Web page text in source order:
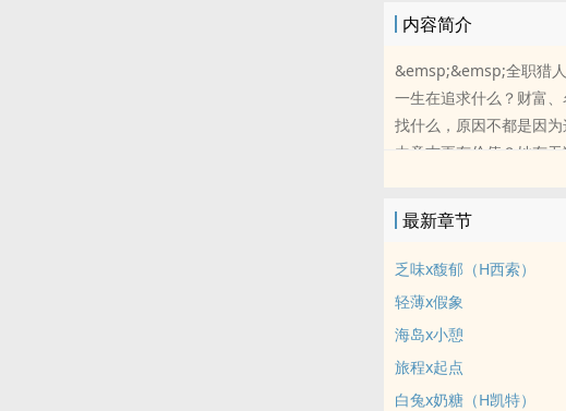
内容简介
&emsp;&emsp;全职猎
一生在追求什么？财富
找什么，原因不都是因
由意志更有价值？她有
吗？能偷走任何东西的
师，醒来后发现自己身
厘头的她视悲伤为猎物
最新章节
乏味x馥郁（H西索）
轻薄x假象
海岛x小憩
旅程x起点
白兔x奶糖（H凯特）